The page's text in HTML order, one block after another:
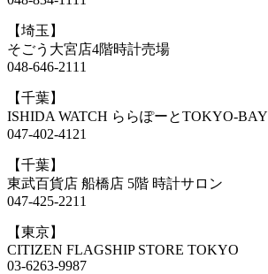
【埼玉】
そごう大宮店4階時計売場
048-646-2111
【千葉】
ISHIDA WATCH ららぽーとTOKYO-BAY
047-402-4121
【千葉】
東武百貨店 船橋店 5階 時計サロン
047-425-2211
【東京】
CITIZEN FLAGSHIP STORE TOKYO
03-6263-9987